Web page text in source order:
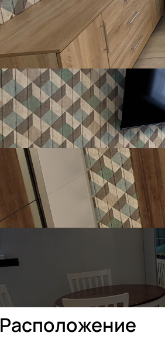
Расположение